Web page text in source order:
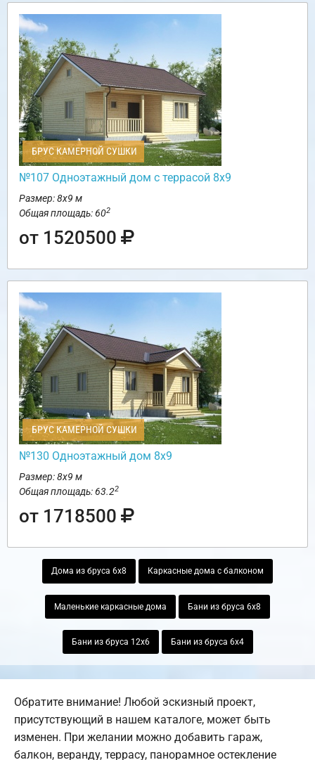
БРУС КАМЕРНОЙ СУШКИ
№107 Одноэтажный дом с террасой 8х9
Размер: 8х9 м
Общая площадь: 602
от 1520500
БРУС КАМЕРНОЙ СУШКИ
№130 Одноэтажный дом 8х9
Размер: 8х9 м
Общая площадь: 63.22
от 1718500
Дома из бруса 6х8 Каркасные дома с балконом
Маленькие каркасные дома Бани из бруса 6х8
Бани из бруса 12х6 Бани из бруса 6х4
Обратите внимание! Любой эскизный проект,
присутствующий в нашем каталоге, может быть
изменен. При желании можно добавить гараж,
балкон, веранду, террасу, панорамное остекление